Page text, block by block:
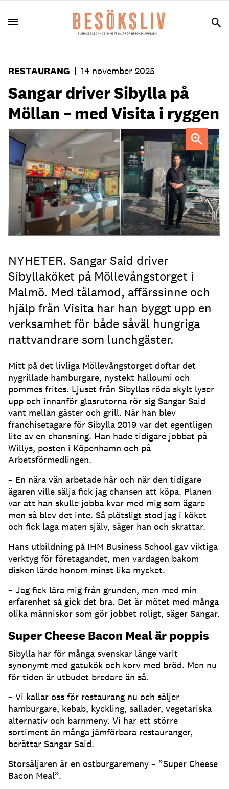
RESTAURANG | 14 november 2025
Sangar driver Sibylla på
Möllan – med Visita i ryggen
Sangar Said
NYHETER. Sangar Said driver
Sibyllaköket på Möllevångstorget i
Malmö. Med tålamod, affärssinne och
hjälp från Visita har han byggt upp en
verksamhet för både såväl hungriga
nattvandrare som lunchgäster.
Mitt på det livliga Möllevångstorget doftar det
nygrillade hamburgare, nystekt halloumi och
pommes frites. Ljuset från Sibyllas röda skylt lyser
upp och innanför glasrutorna rör sig Sangar Said
vant mellan gäster och grill. När han blev
franchisetagare för Sibylla 2019 var det egentligen
lite av en chansning. Han hade tidigare jobbat på
Willys, posten i Köpenhamn och på
Arbetsförmedlingen.
– En nära vän arbetade här och när den tidigare
ägaren ville sälja fick jag chansen att köpa. Planen
var att han skulle jobba kvar med mig som ägare
men så blev det inte. Så plötsligt stod jag i köket
och fick laga maten själv, säger han och skrattar.
Hans utbildning på IHM Business School gav viktiga
verktyg för företagandet, men vardagen bakom
disken lärde honom minst lika mycket.
– Jag fick lära mig från grunden, men med min
erfarenhet så gick det bra. Det är mötet med många
olika människor som gör jobbet roligt, säger Sangar.
Super Cheese Bacon Meal är poppis
Sibylla har för många svenskar länge varit
synonymt med gatukök och korv med bröd. Men nu
för tiden är utbudet bredare än så.
– Vi kallar oss för restaurang nu och säljer
hamburgare, kebab, kyckling, sallader, vegetariska
alternativ och barnmeny. Vi har ett större
sortiment än många jämförbara restauranger,
berättar Sangar Said.
Storsäljaren är en ostburgaremeny – ”Super Cheese
Bacon Meal”.